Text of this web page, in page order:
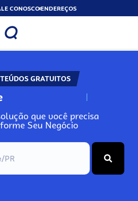
CONOSCOENDEREÇOS
GRATUITOS
N
que você precisa
Seu Negócio